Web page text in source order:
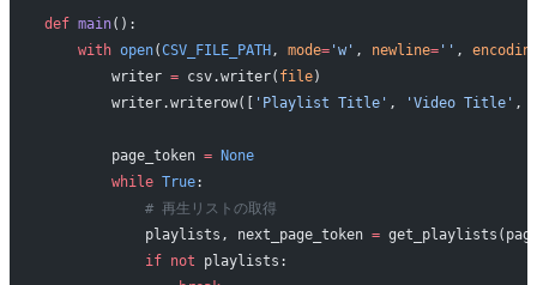
def main():
    with
open(CSV_FILE_PATH , mode='w' , newline='' ,
        writer
= csv.writer( file)
        writer.writerow([
'Playlist Title' , 'Video Title' ,
        page_token
= None
        while
True:
            # 再生リストの取得
            playlists, next_page_token
=
            if
not playlists: